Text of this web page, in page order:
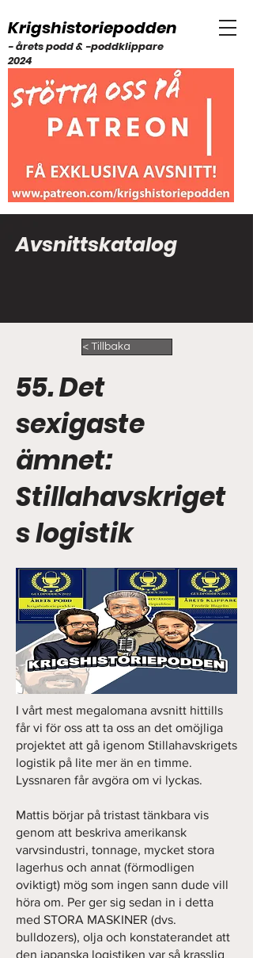
Krigshistoriepodden
- årets podd & -poddklippare
2024
Avsnittskatalog
< Tillbaka
55. Det
sexigaste
ämnet:
Stillahavskriget
s logistik
I vårt mest megalomana avsnitt hittills
får vi för oss att ta oss an det omöjliga
projektet att gå igenom Stillahavskrigets
logistik på lite mer än en timme.
Lyssnaren får avgöra om vi lyckas.
Mattis börjar på tristast tänkbara vis
genom att beskriva amerikansk
varvsindustri, tonnage, mycket stora
lagerhus och annat (förmodligen
oviktigt) mög som ingen sann dude vill
höra om. Per ger sig sedan in i detta
med STORA MASKINER (dvs.
bulldozers), olja och konstaterandet att
den japanska logistiken var så krasslig